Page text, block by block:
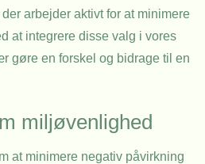
arbejder aktivt for at minimere
at integrere disse valg i vores
gøre en forskel og bidrage til en
miljøvenlighed
at minimere negativ påvirkning